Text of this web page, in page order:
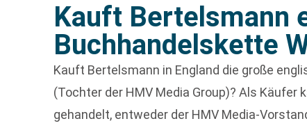
Kauft Bertelsmann
Buchhandelskette
Kauft Bertelsmann in England die große
(Tochter der HMV Media Group)? Als Käufer
gehandelt, entweder der HMV Media-